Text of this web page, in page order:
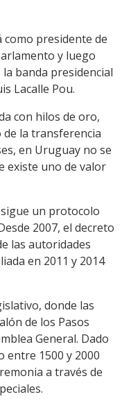
como presidente de
y luego
banda presidencial
Lacalle Pou.
con hilos de oro,
la transferencia
en Uruguay no se
existe uno de valor
un protocolo
2007, el decreto
las autoridades
en 2011 y 2014
donde las
de los Pasos
General. Dado
1500 y 2000
a través de